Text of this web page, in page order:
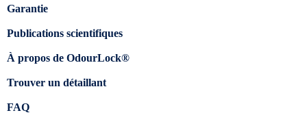
Garantie
Publications scientifiques
À propos de OdourLock®
Trouver un détaillant
FAQ